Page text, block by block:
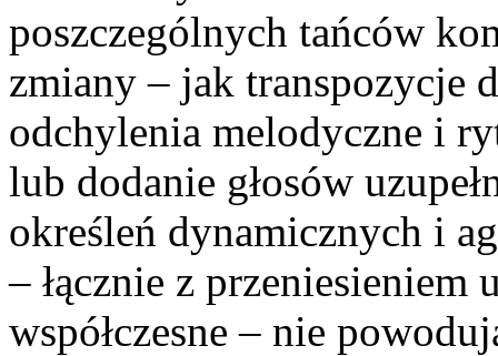
poszczególnych tańców
zmiany – jak transpozycje
odchylenia melodyczne i
lub dodanie głosów
określeń dynamicznych i
– łącznie z
współczesne – nie